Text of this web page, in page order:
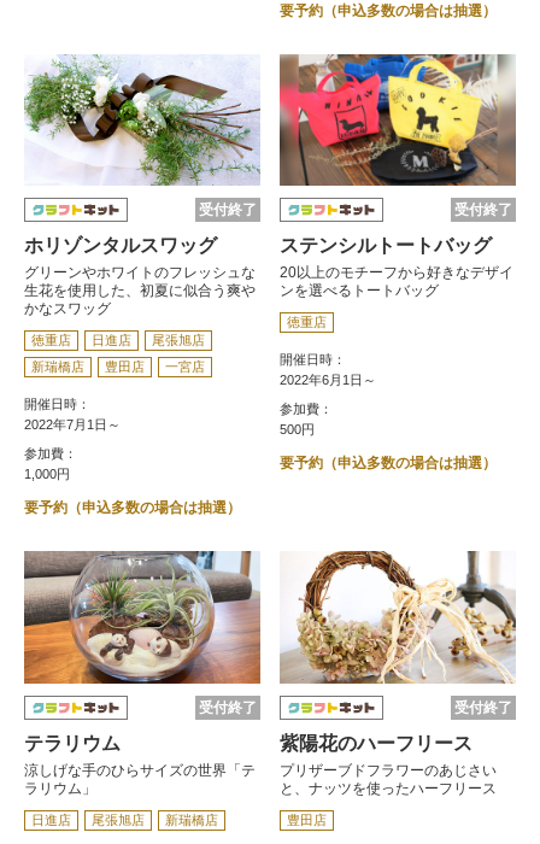
要予約（申込多数の場合は抽選）
受付終了
ホリゾンタルスワッグ
グリーンやホワイトのフレッシュな
生花を使用した、初夏に似合う爽や
かなスワッグ
徳重店 日進店
尾張旭店
新瑞橋店
豊田店 一宮店
開催日時：
2022年7月1日～
参加費：
1,000円
要予約（申込多数の場合は抽選）
受付終了
ステンシルトートバッグ
20以上のモチーフから好きなデザイ
ンを選べるトートバッグ
徳重店
開催日時：
2022年6月1日～
参加費：
500円
要予約（申込多数の場合は抽選）
受付終了
テラリウム
涼しげな手のひらサイズの世界「テ
ラリウム」
日進店 尾張旭店 新瑞橋店
受付終了
紫陽花のハーフリース
プリザーブドフラワーのあじさい
と、ナッツを使ったハーフリース
豊田店